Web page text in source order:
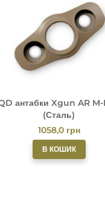
антабки Xgun AR
(Сталь)
1058,0 грн
В КОШИК